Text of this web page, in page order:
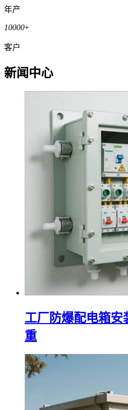
年产
10000+
客户
新闻中心
工厂防爆配电箱安
重